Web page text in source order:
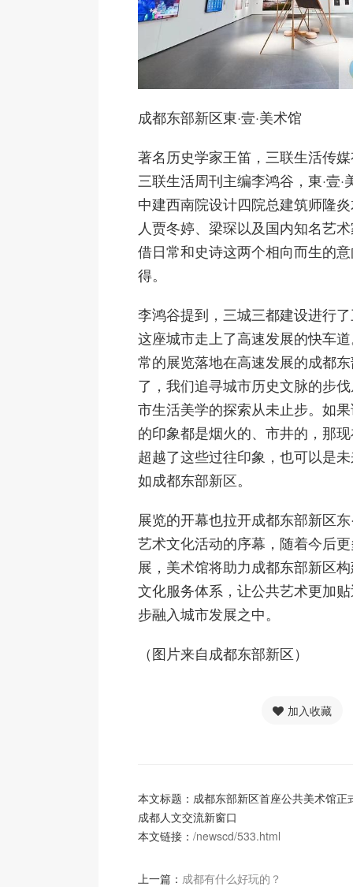
成都东部新区東·壹·美术馆
著名历史学家王笛，三联生活传
三联生活周刊主编李鸿谷，東·壹
中建西南院设计四院总建筑师隆
人贾冬婷、梁琛以及国内知名艺
借日常和史诗这两个相向而生的
得。
李鸿谷提到，三城三都建设进行
这座城市走上了高速发展的快车
常的展览落地在高速发展的成都
了，我们追寻城市历史文脉的步
市生活美学的探索从未止步。如
的印象都是烟火的、市井的，那
超越了这些过往印象，也可以是
如成都东部新区。
展览的开幕也拉开成都东部新区东
艺术文化活动的序幕，随着今后
展，美术馆将助力成都东部新区
文化服务体系，让公共艺术更加
步融入城市发展之中。
（图片来自成都东部新区）
加入收藏
本文标题：成都东部新区首座公共美术馆正
成都人文交流新窗口
本文链接： /newscd/533.html
上一篇： 成都有什么好玩的？